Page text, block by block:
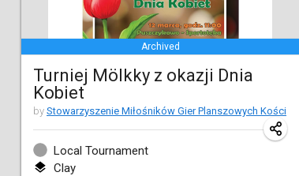
Archived
Turniej Mölkky z okazji Dnia
Kobiet
by Stowarzyszenie Miłośników Gier Planszowych Kości
Local Tournament
Clay
Jan 22, 2022 |France
KKS Halli Duppeli
Jan 22, 2022|Finland
Mölkky Tournament - Doubles
Jan 22, 2022|Japan
Suomelan Mölkky-open